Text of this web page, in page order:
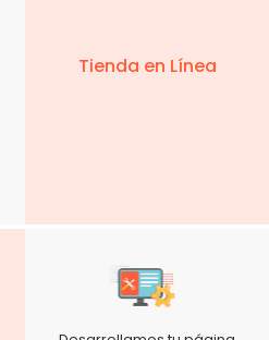
Tienda en Línea